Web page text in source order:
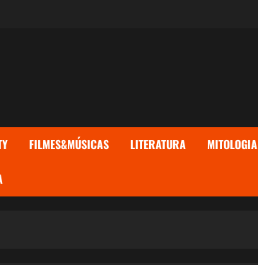
FILMES&MÚSICAS LITERATURA MITOLOGIA